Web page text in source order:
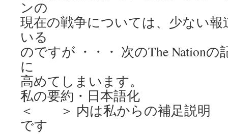
ンの
現在の戦争については、少ない
いる
のですが ・・・ 次のThe Nation
に
高めてしまいます。
私の要約・日本語化
＜ ＞ 内は私からの補足説明
です